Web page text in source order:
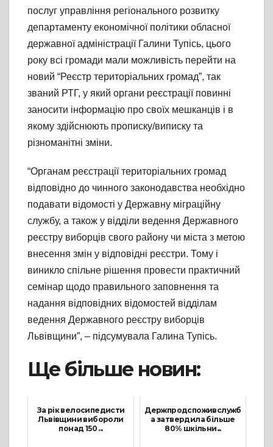
послуг управління регіонального розвитку
департаменту економічної політики обласної
державної адміністрації Галини Тупісь, цього
року всі громади мали можливість перейти на
новий “Реєстр територіальних громад”, так
званий РТГ, у який органи реєстрації повинні
заносити інформацію про своїх мешканців і в
якому здійснюють прописку/виписку та
різноманітні зміни.
“Органам реєстрації територіальних громад
відповідно до чинного законодавства необхідно
подавати відомості у Державну міграційну
службу, а також у відділи ведення Державного
реєстру виборців свого району чи міста з метою
внесення змін у відповідні реєстри. Тому і
виникло спільне рішення провести практичний
семінар щодо правильного заповнення та
надання відповідних відомостей відділам
ведення Державного реєстру виборців
Львівщини”, – підсумувала Галина Тупісь.
Ще більше новин:
За рік велосипедисти
Львівщини вибороли
понад 150 ...
Держпродспоживслужб
а затвердила більше
80% шкільни...